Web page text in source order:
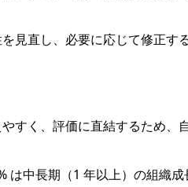
見直し、必要に応じて修正す
すく、評価に直結するため、
中長期（1 年以上）の組織